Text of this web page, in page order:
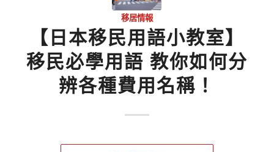
移居情報
【日本移民用語小教室】
移民必學用語 教你如何分
辨各種費用名稱！